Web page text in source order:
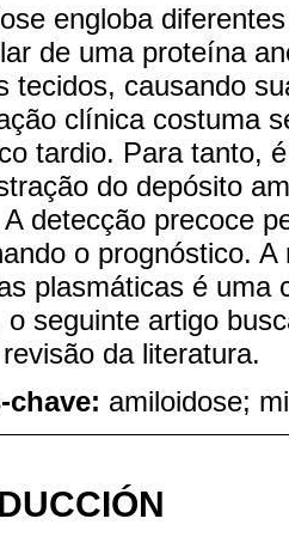
engloba
de uma proteína
tecidos, causando
clínica costuma
tardio. Para tanto,
do depósito
detecção precoce
o prognóstico.
plasmáticas é uma
o seguinte artigo
da literatura.
chave: amiloidose;